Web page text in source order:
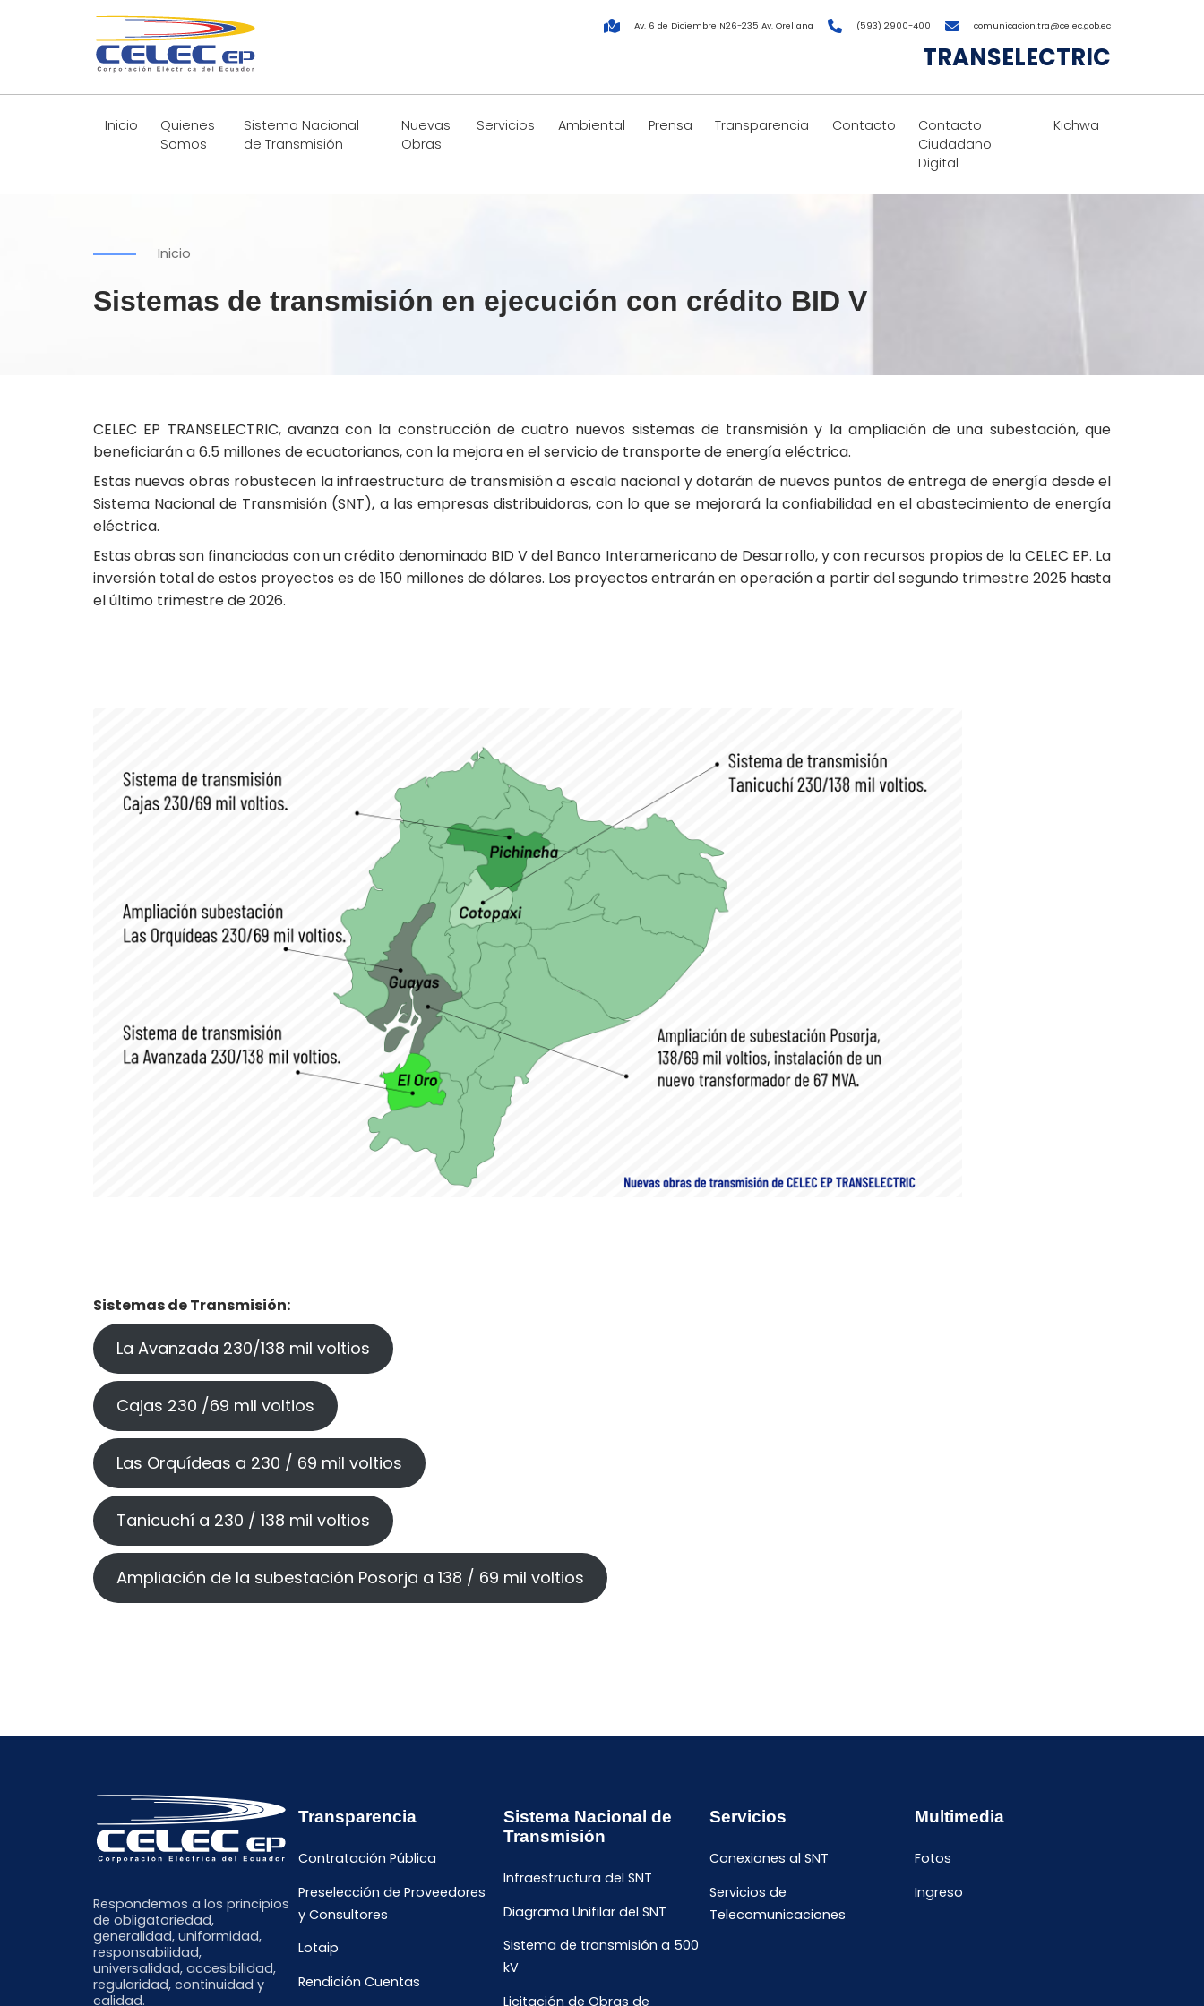
Av. 6 de Diciembre N26-235 Av. Orellana (593) 2900-400 comunicacion.tra@celec.gob.ec
TRANSELECTRIC
Inicio
Quienes
Somos
Sistema Nacional
de Transmisión
Nuevas
Obras
Servicios Ambiental Prensa Transparencia Contacto
Contacto
Ciudadano
Digital
Kichwa
Inicio
Sistemas de transmisión en ejecución con crédito BID V
CELEC EP TRANSELECTRIC, avanza con la construcción de cuatro nuevos sistemas de transmisión y la ampliación de una subestación, que
beneficiarán a 6.5 millones de ecuatorianos, con la mejora en el servicio de transporte de energía eléctrica.
Estas nuevas obras robustecen la infraestructura de transmisión a escala nacional y dotarán de nuevos puntos de entrega de energía desde el
Sistema Nacional de Transmisión (SNT), a las empresas distribuidoras, con lo que se mejorará la confiabilidad en el abastecimiento de energía
eléctrica.
Estas obras son financiadas con un crédito denominado BID V del Banco Interamericano de Desarrollo, y con recursos propios de la CELEC EP. La
inversión total de estos proyectos es de 150 millones de dólares. Los proyectos entrarán en operación a partir del segundo trimestre 2025 hasta
el último trimestre de 2026.
Sistemas de Transmisión:
La Avanzada 230/138 mil voltios
Cajas 230 /69 mil voltios
Las Orquídeas a 230 / 69 mil voltios
Tanicuchí a 230 / 138 mil voltios
Ampliación de la subestación Posorja a 138 / 69 mil voltios
Respondemos a los principios
de obligatoriedad,
generalidad, uniformidad,
responsabilidad,
universalidad, accesibilidad,
regularidad, continuidad y
calidad.
Transparencia
Contratación Pública
Preselección de Proveedores
y Consultores
Lotaip
Rendición Cuentas
Sistema Nacional de
Transmisión
Infraestructura del SNT
Diagrama Unifilar del SNT
Sistema de transmisión a 500
kV
Licitación de Obras de
Servicios
Conexiones al SNT
Servicios de
Telecomunicaciones
Multimedia
Fotos
Ingreso